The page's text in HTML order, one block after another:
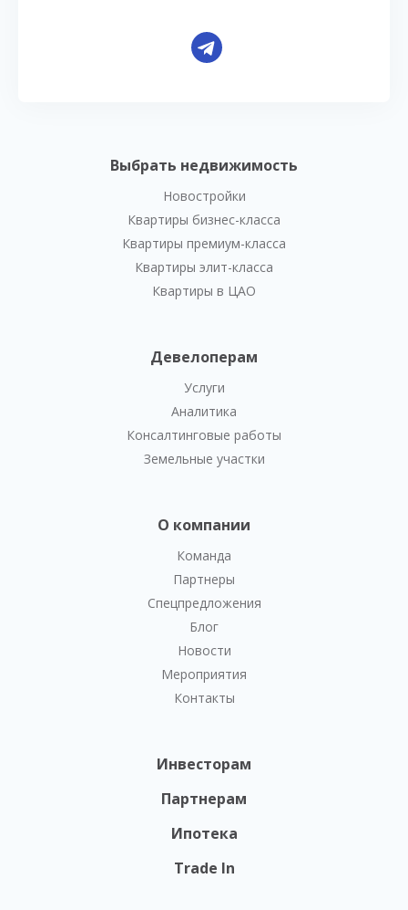
Выбрать недвижимость
Новостройки
Квартиры бизнес-класса
Квартиры премиум-класса
Квартиры элит-класса
Квартиры в ЦАО
Девелоперам
Услуги
Аналитика
Консалтинговые работы
Земельные участки
О компании
Команда
Партнеры
Спецпредложения
Блог
Новости
Мероприятия
Контакты
Инвесторам
Партнерам
Ипотека
Trade In